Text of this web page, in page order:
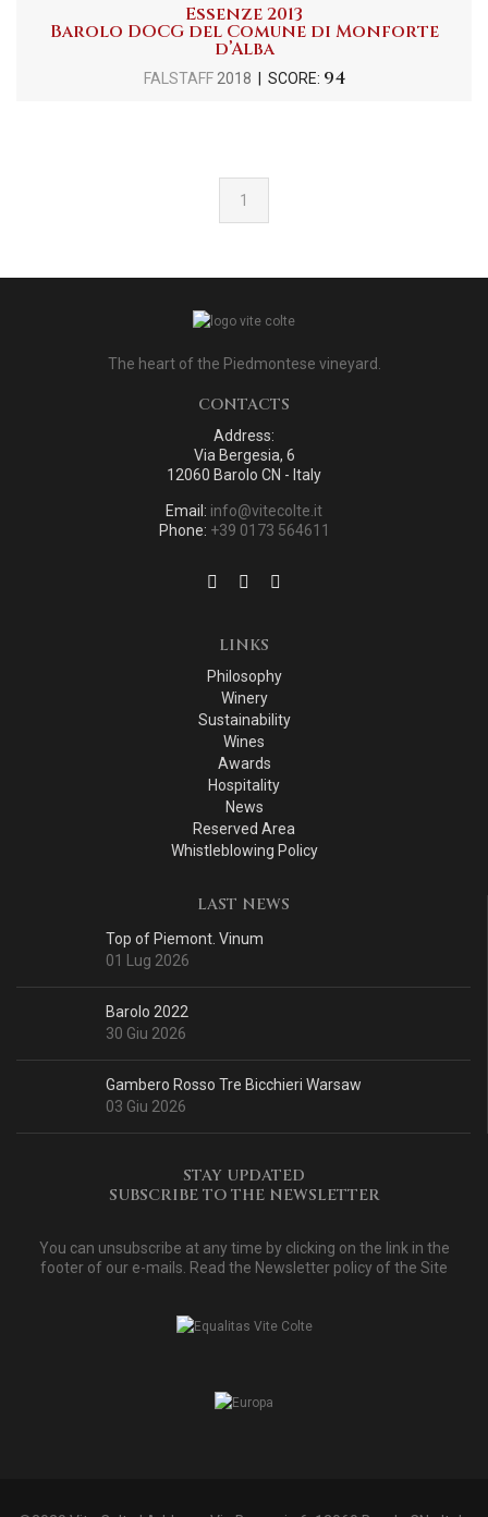
Essenze 2013
Barolo DOCG del Comune di Monforte
d’Alba
FALSTAFF 2018 | SCORE: 94
1
The heart of the Piedmontese vineyard.
CONTACTS
Address:
Via Bergesia, 6
12060 Barolo CN - Italy
Email: info@vitecolte.it
Phone: +39 0173 564611
LINKS
Philosophy
Winery
Sustainability
Wines
Awards
Hospitality
News
Reserved Area
Whistleblowing Policy
LAST NEWS
Top of Piemont. Vinum
01 Lug 2026
Barolo 2022
30 Giu 2026
Gambero Rosso Tre Bicchieri Warsaw
03 Giu 2026
STAY UPDATED
SUBSCRIBE TO THE NEWSLETTER
You can unsubscribe at any time by clicking on the link in the
footer of our e-mails. Read the Newsletter policy of the Site